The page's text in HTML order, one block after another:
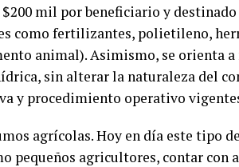
mil por beneficiario y destinado
como fertilizantes, polietileno,
animal). Asimismo, se orienta a
sin alterar la naturaleza del
y procedimiento operativo
agrícolas. Hoy en día este tipo
pequeños agricultores, contar con